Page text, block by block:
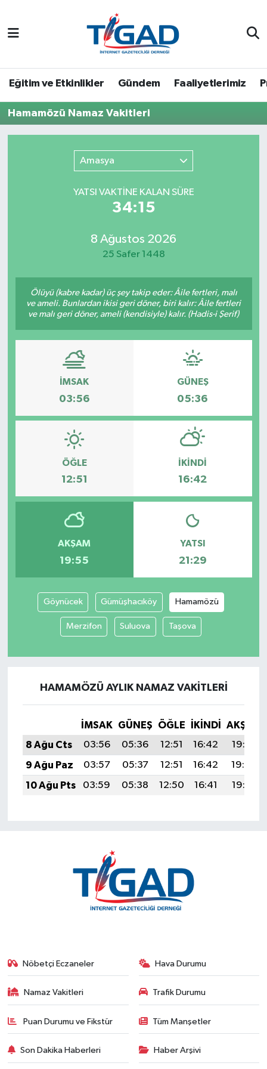
Eğitim ve Etkinlikler Gündem Faaliyetlerimiz
Hamamözü Namaz Vakitleri
Amasya
YATSI VAKTİNE KALAN SÜRE
34:15
8 Ağustos 2026
25 Safer 1448
Ölüyü (kabre kadar) üç şey takip eder: Âile fertleri, malı
ve ameli. Bunlardan ikisi geri döner, biri kalır: Âile fertleri
ve malı geri döner, ameli (kendisiyle) kalır. (Hadis-i Şerif)
İMSAK
03:56
GÜNEŞ
05:36
ÖĞLE
12:51
İKINDI
16:42
AKŞAM
19:55
YATSI
21:29
Göynücek Gümüşhacıköy Hamamözü
Merzifon Suluova Taşova
HAMAMÖZÜ AYLIK NAMAZ VAKITLERI
İMSAK GÜNEŞ ÖĞLE İKINDI
AKŞAM
8 Ağu Cts
03:56 05:36 12:51 16:42
19:55
9 Ağu Paz
03:57 05:37 12:51 16:42
19:54
10 Ağu Pts
03:59 05:38 12:50 16:41 19:53
Nöbetçi Eczaneler Hava Durumu
Namaz Vakitleri Trafik Durumu
Puan Durumu ve Fikstür Tüm Manşetler
Son Dakika Haberleri Haber Arşivi
Nöbetçi Eczaneler
Trafik Durumu
Puan Durumu ve Fikstür
Tüm Manşetler